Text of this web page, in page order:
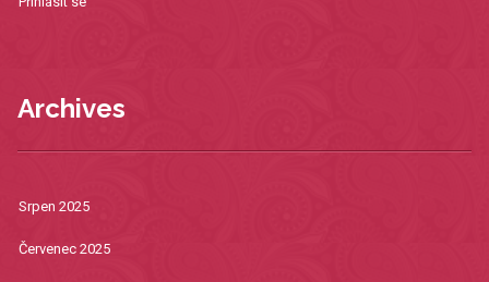
Archives
Srpen 2025
Červenec 2025